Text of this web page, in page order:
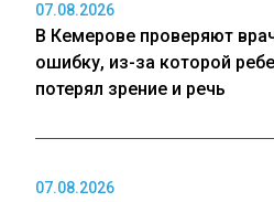
07.08.2026
В Кемерове проверяют
ошибку, из-за которой
потерял зрение и речь
07.08.2026